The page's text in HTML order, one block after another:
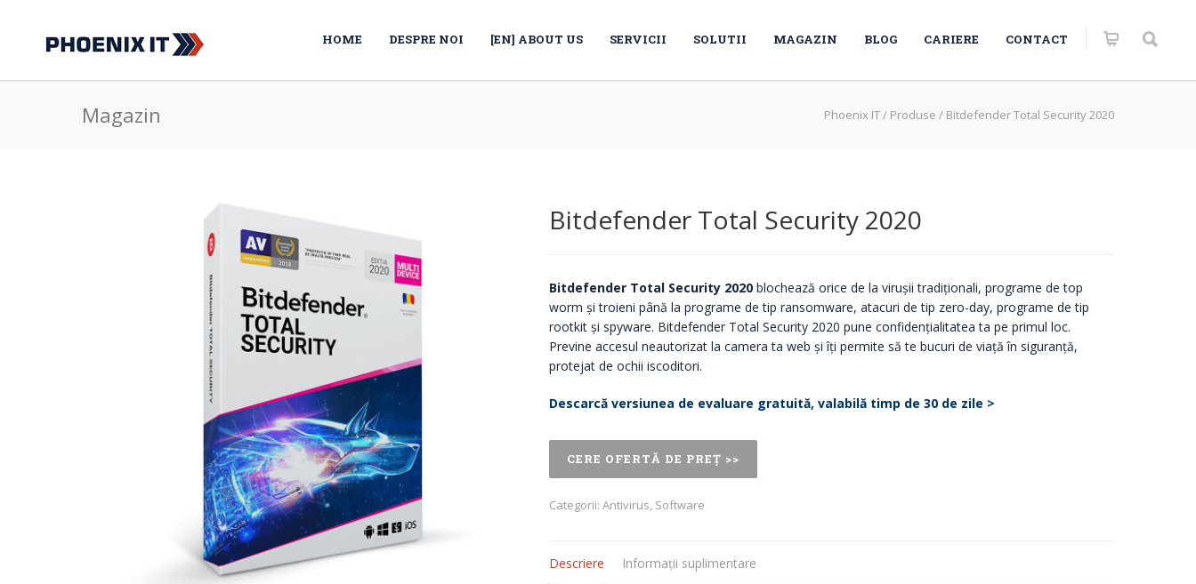
HOME DESPRE NOI [EN] ABOUT US SERVICII SOLUTII MAGAZIN BLOG CARIERE CONTACT
Magazin Phoenix IT/ Produse / Bitdefender Total Security 2020
Bitdefender Total Security 2020
Bitdefender Total Security 2020 blochează orice de la virușii tradiționali, programe de top
worm și troieni până la programe de tip ransomware, atacuri de tip zero-day, programe de tip
rootkit și spyware. Bitdefender Total Security 2020 pune confidențialitatea ta pe primul loc.
Previne accesul neautorizat la camera ta web și îți permite să te bucuri de viață în siguranță,
protejat de ochii iscoditori.
Descarcă versiunea de evaluare gratuită, valabilă timp de 30 de zile >
CERE OFERTĂ DE PREȚ >>
Categorii: Antivirus, Software
Descriere Informații suplimentare